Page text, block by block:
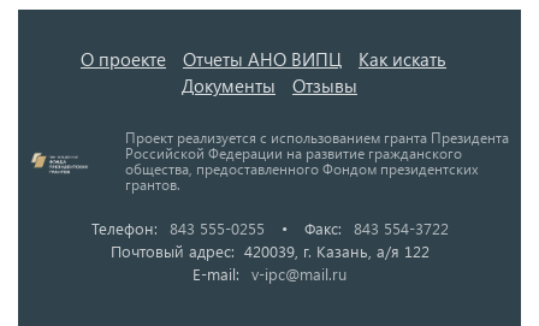
О проекте Отчеты АНО ВИПЦ
Как искать
Документы
Отзывы
Проект реализуется с использованием гранта Президента
Российской Федерации на развитие гражданского
общества, предоставленного Фондом президентских
грантов.
Телефон: 843 555-0255 • Факс:
843 554-3722
Почтовый адрес: 420039, г. Казань, а/я 122
E-mail:
v-ipc@mail.ru